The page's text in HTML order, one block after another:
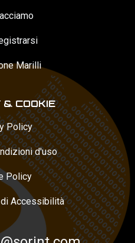
Marilli
COOKIE
Policy
d'uso
Policy
Accessibilità